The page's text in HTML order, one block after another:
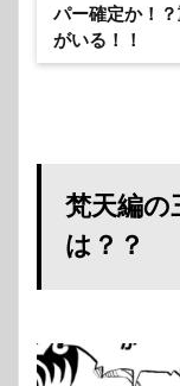
パー確定か！
がいる！！
梵天編の
は？？